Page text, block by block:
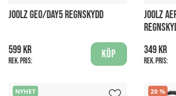
JOOLZ GEO/DAY5 REGNSKYDD
599 kr
Rek. pris:
Köp
JOOLZ
349 kr
Rek. pris:
NYHET 20